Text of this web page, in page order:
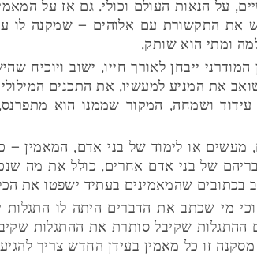
על הנאות העולם וכולי. גם אז על
את התקשורת עם אלוהים – שמקנה לו
ומתי הוא שותק.
ייבחן לאורך חייו, ישוב ויוכיח
את המניע למעשיו, את התכנים
ושמחה, המקור שממנו הוא
מעשים או לימוד של בני אדם, המאמין –
של בני אדם אחרים, כולל את מה
בכתובים שהמאמינים בעתיד ישפטו את
מי שכתב את הדברים היתה לו התגלות
שקיבל סותרת את ההתגלות
זו כל מאמין בעידן החדש צריך